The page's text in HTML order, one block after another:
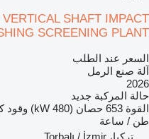
SHAFT IMPACT
SCREENING PLANT
السعر عند الطلب
آلة صنع الرمل
2026
حالة المركبة جديد
القوة 653 حصان (480 kW) وقود
طن / ساعة
تركيا، Torbalı / İzmir